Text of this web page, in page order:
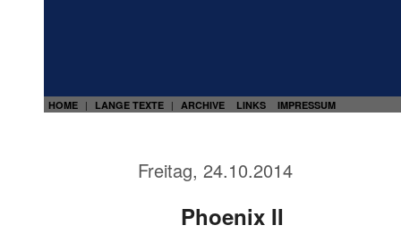
HOME | LANGE TEXTE | ARCHIVE LINKS IMPRESSUM
Freitag, 24.10.2014
Phoenix II